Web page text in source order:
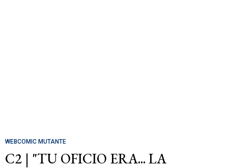
WEBCOMIC MUTANTE
C2 | "TU OFICIO ERA... LA